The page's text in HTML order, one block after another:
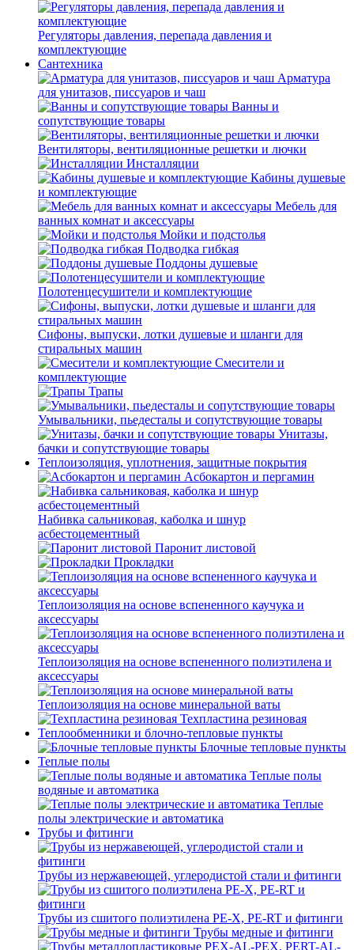
Регуляторы давления, перепада давления и
комплектующие
Сантехника
Арматура
для унитазов, писсуаров и чаш
Ванны и
сопутствующие товары
Вентиляторы, вентиляционные решетки и лючки
Инсталляции
Кабины душевые
и комплектующие
Мебель для
ванных комнат и аксессуары
Мойки и подстолья
Подводка гибкая
Поддоны душевые
Полотенцесушители и комплектующие
Сифоны, выпуски, лотки душевые и шланги для
стиральных машин
Смесители и
комплектующие
Трапы
Умывальники, пьедесталы и сопутствующие товары
Унитазы,
бачки и сопутствующие товары
Теплоизоляция, уплотнения, защитные покрытия
Асбокартон и пергамин
Набивка сальниковая, каболка и шнур
асбестоцементный
Паронит листовой
Прокладки
Теплоизоляция на основе вспененного каучука и
аксессуары
Теплоизоляция на основе вспененного полиэтилена и
аксессуары
Теплоизоляция на основе минеральной ваты
Техпластина резиновая
Теплообменники и блочно-тепловые пункты
Блочные тепловые пункты
Теплые полы
Теплые полы
водяные и автоматика
Теплые
полы электрические и автоматика
Трубы и фитинги
Трубы из нержавеющей, углеродистой стали и фитинги
Трубы из сшитого полиэтилена PE-X, PE-RT и фитинги
Трубы медные и фитинги